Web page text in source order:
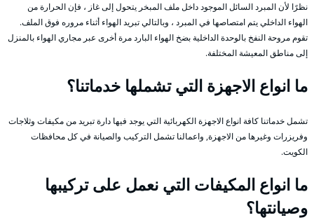
نظرًا لأن المبرد السائل الموجود داخل ملف المبخر يتحول إلى غاز ، فإن الحرارة من
الهواء الداخلي يتم امتصاصها في المبرد ، وبالتالي تبريد الهواء أثناء مروره فوق الملف.
تقوم مروحة النفخ بالوحدة الداخلية بضخ الهواء البارد مرة أخرى عبر مجاري الهواء بالمنزل
إلى مناطق المعيشة المختلفة.
ما انواع الاجهزة التي تشملها خدماتنا؟
تشمل خدماتنا كافة انواع الاجهزة الكهربائية التي يوجد فيها دارة تبريد من مكيفات وثلاجات
وفريزرات وغيرها من الاجهزة, واعمالنا تشمل التركيب والصيانة في كل محافظات
الكويت.
ما انواع المكيفات التي نعمل على تركيبها
وصيانتها؟